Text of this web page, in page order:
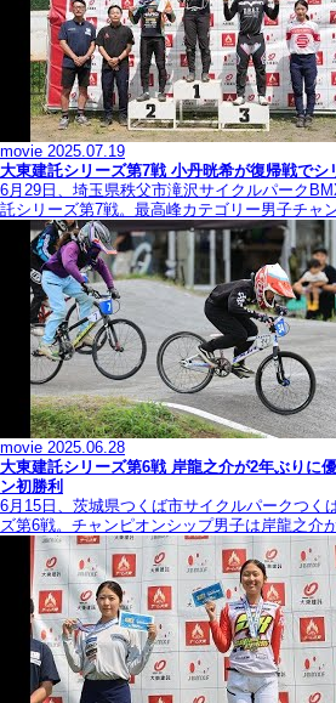
movie 2025.07.19
大東建託シリーズ第7戦 ⼩丹晄希が復帰戦でシ
6月29日、埼玉県秩父市滝沢サイクルパーク
託シリーズ第7戦。最高峰カテゴリー男子チャ
movie 2025.06.28
大東建託シリーズ第6戦 岸龍之介が2年ぶりに
ン初勝利
6月15日、茨城県つくば市サイクルパークつく
ズ第6戦。チャンピオンシップ男子は岸龍之介